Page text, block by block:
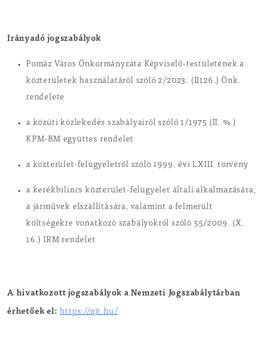
Irányadó jogszabályok
Pomáz Város Önkormányzata Képviselő-testületének a
közterületek használatáról szóló 2/2023. (II126.) Önk.
rendelete
a közúti közlekedés szabályairól szóló 1/1975 (II. %.)
KPM-BM együttes rendelet
a közterület-felügyeletről szóló 1999. évi LXIII. törvény
a kerékbilincs közterület-felügyelet általi alkalmazására,
a járművek elszállítására, valamint a felmerült
költségekre vonatkozó szabályokról szóló 55/2009. (X.
16.) IRM rendelet
A hivatkozott jogszabályok a Nemzeti Jogszabálytárban
érhetőek el:https://njt.hu/